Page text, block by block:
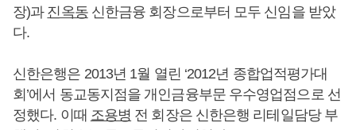
장)과 진옥동신한금융 회장으로부터 모두 신임을 받았
다.
신한은행은 2013년 1월 열린 ‘2012년 종합업적평가대
회’에서 동교동지점을 개인금융부문 우수영업점으로 선
정했다. 이때 조용병 전 회장은 신한은행 리테일담당 부